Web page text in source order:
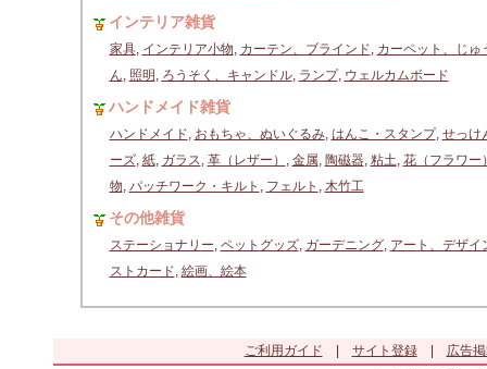
インテリア雑貨
家具, インテリア小物, カーテン、ブラインド, カーペット、じゅ
ん, 照明 , ろうそく、キャンドル, ランプ, ウェルカムボード
ハンドメイド雑貨
ハンドメイド, おもちゃ、ぬいぐるみ, はんこ・スタンプ, せっけ
ーズ, 紙, ガラス, 革（レザー） , 金属, 陶磁器, 粘土, 花（フラワー
物, パッチワーク・キルト , フェルト , 木竹工
その他雑貨
ステーショナリー, ペットグッズ, ガーデニング, アート、デザイ
ストカード, 絵画、絵本
ご利用ガイド サイト登録|
広告